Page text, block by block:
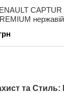
та
CAPTUR